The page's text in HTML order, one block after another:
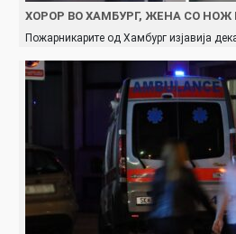
ХОРОР ВО ХАМБУРГ, ЖЕНА СО НОЖ
Пожарникарите од Хамбург изјавија